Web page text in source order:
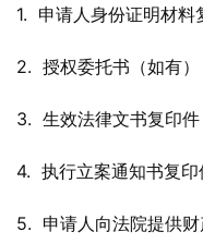
1.  申请人身份证明材料
2.  授权委托书（如有）
3.  生效法律文书复印件
4.  执行立案通知书复印
5.  申请人向法院提供